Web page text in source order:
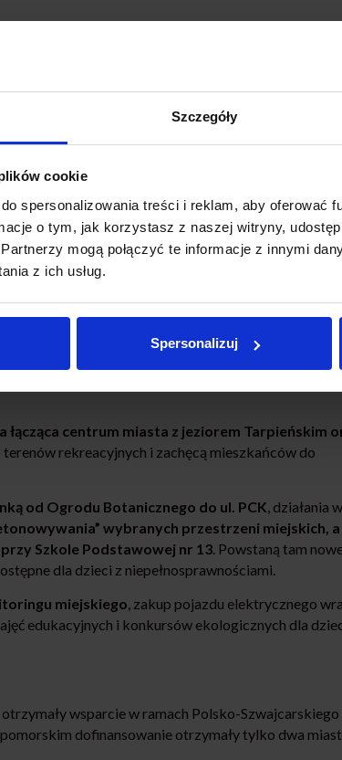
Szczegóły
cookie
spersonalizowania treści i reklam, aby oferować
o tym, jak korzystasz z naszej witryny,
mogą połączyć te informacje z innymi
z ich usług.
Spersonalizuj
wydarzenia. Organizatorzy przygotowali wiele
o środowisko i przyrodę.
podczas których rozmawiano o zmianach
spacer ornitologiczny, dzięki któremu
Tarpno.
oznak wiosny, która zamieniła park w
na wszystkich uczestników czekał wspólny
które mają pomóc miastu lepiej przygotować
mieszkańcom nowe miejsca do wypoczynku
budowa Centrum Edukacji Przyrodniczej
i dorosłych. Planowana jest również
przy ul. Kochanowskiego, dzięki czemu tereny
łącząca centrum miasta z jeziorem Tarpieńskim
rekreacyjnych i zachęcą mieszkańców do
od Ogrodu Botanicznego do ul. PCK, działania w
wybranych przestrzeni miejskich,
Szkole Podstawowej nr 13. Powstaną tam
dla dzieci z niepełnosprawnościami.
miejskiego, zakup pojazdu elektrycznego
edukacyjnych i konkursów ekologicznych dla
wsparcie w ramach Polsko-Szwajcarskiego
dofinansowanie otrzymały tylko dwa